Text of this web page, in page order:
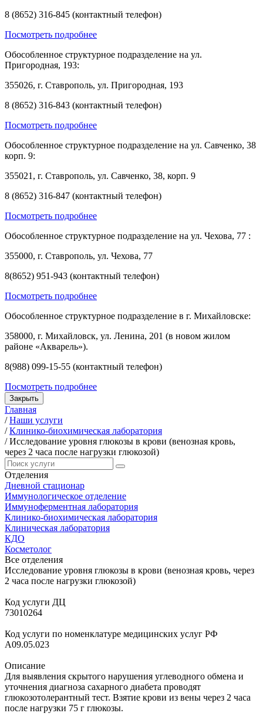
8 (8652) 316-845 (контактный телефон)
Посмотреть подробнее
Обособленное структурное подразделение на ул.
Пригородная, 193:
355026, г. Ставрополь, ул. Пригородная, 193
8 (8652) 316-843 (контактный телефон)
Посмотреть подробнее
Обособленное структурное подразделение на ул. Савченко, 38
корп. 9:
355021, г. Ставрополь, ул. Савченко, 38, корп. 9
8 (8652) 316-847 (контактный телефон)
Посмотреть подробнее
Обособленное структурное подразделение на ул. Чехова, 77 :
355000, г. Ставрополь, ул. Чехова, 77
8(8652) 951-943 (контактный телефон)
Посмотреть подробнее
Обособленное структурное подразделение в г. Михайловске:
358000, г. Михайловск, ул. Ленина, 201 (в новом жилом
районе «Акварель»).
8(988) 099-15-55 (контактный телефон)
Посмотреть подробнее
Закрыть
Главная
/ Наши услуги
/ Клинико-биохимическая лаборатория
/ Исследование уровня глюкозы в крови (венозная кровь,
через 2 часа после нагрузки глюкозой)
Отделения
Дневной стационар
Иммунологическое отделение
Иммуноферментная лаборатория
Клинико-биохимическая лаборатория
Клиническая лаборатория
КДО
Косметолог
Все отделения
Исследование уровня глюкозы в крови (венозная кровь, через
2 часа после нагрузки глюкозой)
Код услуги ДЦ
73010264
Код услуги по номенклатуре медицинских услуг РФ
A09.05.023
Описание
Для выявления скрытого нарушения углеводного обмена и
уточнения диагноза сахарного диабета проводят
глюкозотолерантный тест. Взятие крови из вены через 2 часа
после нагрузки 75 г глюкозы.